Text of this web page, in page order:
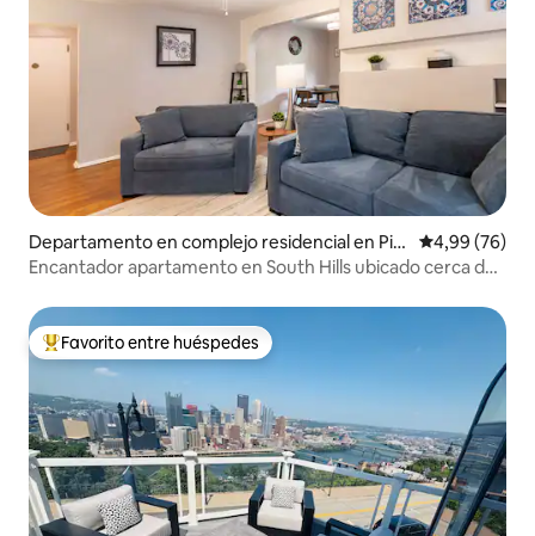
Departamento en complejo residencial en Pitt
sburgh
Calificación
4,99 (76)
Encantador apartamento en South Hills ubicado cerca de
Favorito entre los huéspedes más destacados
Favorito entre huéspedes